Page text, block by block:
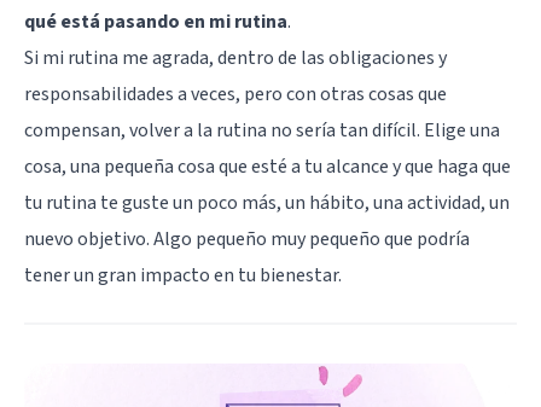
qué está pasando en mi rutina.
Si mi rutina me agrada, dentro de las obligaciones y
responsabilidades a veces, pero con otras cosas que
compensan, volver a la rutina no sería tan difícil. Elige una
cosa, una pequeña cosa que esté a tu alcance y que haga que
tu rutina te guste un poco más, un hábito, una actividad, un
nuevo objetivo. Algo pequeño muy pequeño que podría
tener un gran impacto en tu bienestar.